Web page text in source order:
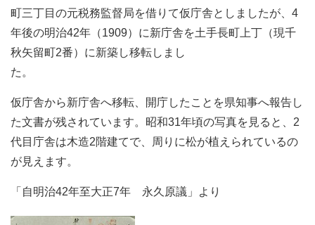
町三丁目の元税務監督局を借りて仮庁舎としましたが、4
年後の明治42年（1909）に新庁舎を土手長町上丁（現千
秋矢留町2番）に新築し移転しまし
た。
仮庁舎から新庁舎へ移転、開庁したことを県知事へ報告し
た文書が残されています。昭和31年頃の写真を見ると、2
代目庁舎は木造2階建てで、周りに松が植えられているの
が見えます。
「自明治42年至大正7年 永久原議」より